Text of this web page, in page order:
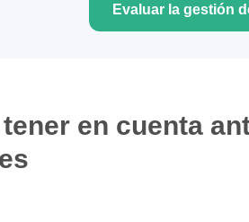
Evaluar la gestión
en cuenta